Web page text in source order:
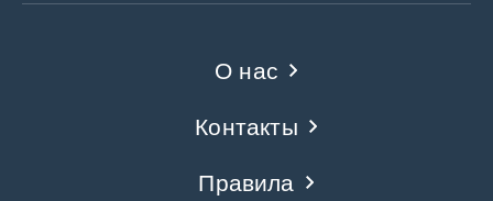
О нас
Контакты
Правила